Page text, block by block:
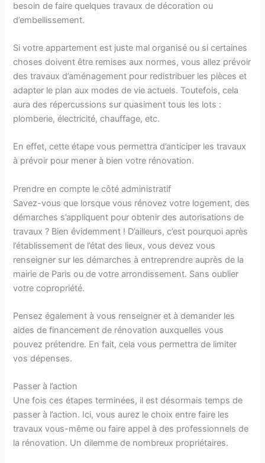
besoin de faire quelques travaux de décoration ou
d’embellissement.
Si votre appartement est juste mal organisé ou si certaines
choses doivent être remises aux normes, vous allez prévoir
des travaux d’aménagement pour redistribuer les pièces et
adapter le plan aux modes de vie actuels. Toutefois, cela
aura des répercussions sur quasiment tous les lots :
plomberie, électricité, chauffage, etc.
En effet, cette étape vous permettra d’anticiper les travaux
à prévoir pour mener à bien votre rénovation.
Prendre en compte le côté administratif
Savez-vous que lorsque vous rénovez votre logement, des
démarches s’appliquent pour obtenir des autorisations de
travaux ? Bien évidemment ! D’ailleurs, c’est pourquoi après
l’établissement de l’état des lieux, vous devez vous
renseigner sur les démarches à entreprendre auprès de la
mairie de Paris ou de votre arrondissement. Sans oublier
votre copropriété.
Pensez également à vous renseigner et à demander les
aides de financement de rénovation auxquelles vous
pouvez prétendre. En fait, cela vous permettra de limiter
vos dépenses.
Passer à l’action
Une fois ces étapes terminées, il est désormais temps de
passer à l’action. Ici, vous aurez le choix entre faire les
travaux vous-même ou faire appel à des professionnels de
la rénovation. Un dilemme de nombreux propriétaires.